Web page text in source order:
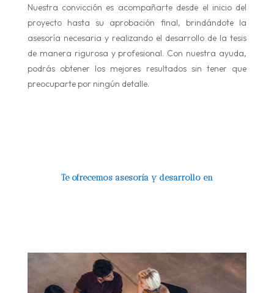
Nuestra convicción es acompañarte desde el inicio del
proyecto hasta su aprobación final, brindándote la
asesoría necesaria y realizando el desarrollo de la tesis
de manera rigurosa y profesional. Con nuestra ayuda,
podrás obtener los mejores resultados sin tener que
preocuparte por ningún detalle.
Te ofrecemos asesoría y desarrollo en